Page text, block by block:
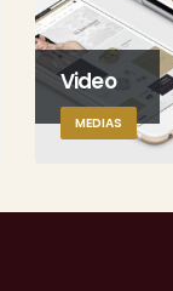
Video
MEDIAS